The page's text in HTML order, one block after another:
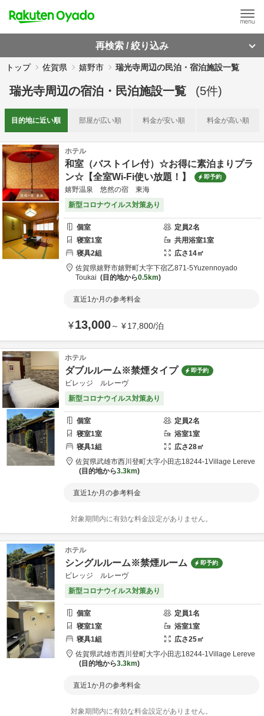
再検索 / 絞り込み
トップ 佐賀県 嬉野市 瑞光寺周辺の民泊・宿泊施設一覧
瑞光寺周辺の宿泊・民泊施設一覧 (5件)
目的地に近い順 部屋が広い順 料金が安い順 料金が高い順
ホテル
和室（バストイレ付）☆お得に素泊まりプラ
ン☆【全室Wi-Fi使い放題！】
即予約
嬉野温泉 悠然の宿 東海
新型コロナウイルス対策あり
個室 定員2名
寝室1室 共用浴室1室
寝具2組 広さ14㎡
佐賀県嬉野市嬉野町大字下宿乙871-5Yuzennoyado
Toukai
目的地から0.5km
直近1か月の参考料金
¥13,000～ ¥17,800/泊
ホテル
ダブルルーム※禁煙タイプ 即予約
ビレッジ ルレーヴ
新型コロナウイルス対策あり
個室 定員2名
寝室1室 浴室1室
寝具1組 広さ28㎡
佐賀県武雄市西川登町大字小田志18244-1Village Lereve
目的地から3.3km
直近1か月の参考料金
対象期間内に有効な料金設定がありません。
ホテル
シングルルーム※禁煙ルーム 即予約
ビレッジ ルレーヴ
新型コロナウイルス対策あり
個室 定員1名
寝室1室 浴室1室
寝具1組 広さ25㎡
佐賀県武雄市西川登町大字小田志18244-1Village Lereve
目的地から3.3km
直近1か月の参考料金
対象期間内に有効な料金設定がありません。